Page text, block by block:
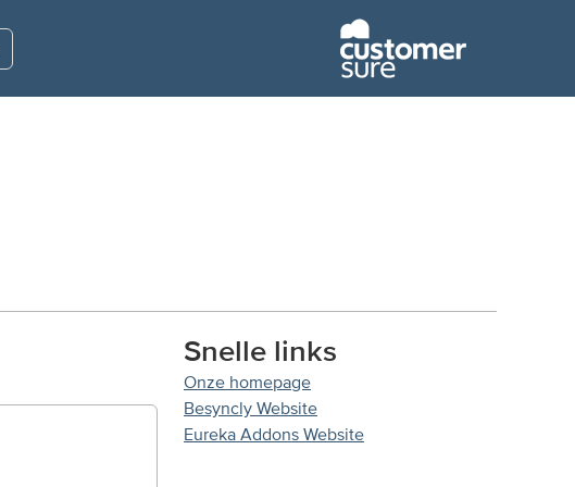
Snelle links
Onze homepage
Besyncly Website
Eureka Addons Website